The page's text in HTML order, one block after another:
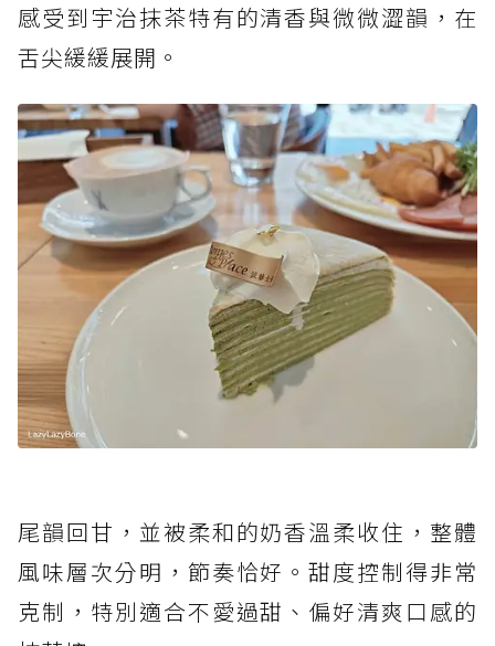
感受到宇治抹茶特有的清香與微微澀韻，在
舌尖緩緩展開。
尾韻回甘，並被柔和的奶香溫柔收住，整體
風味層次分明，節奏恰好。甜度控制得非常
克制，特別適合不愛過甜、偏好清爽口感的